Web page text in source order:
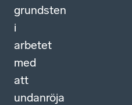
grundsten
i
arbetet
med
att
undanröja